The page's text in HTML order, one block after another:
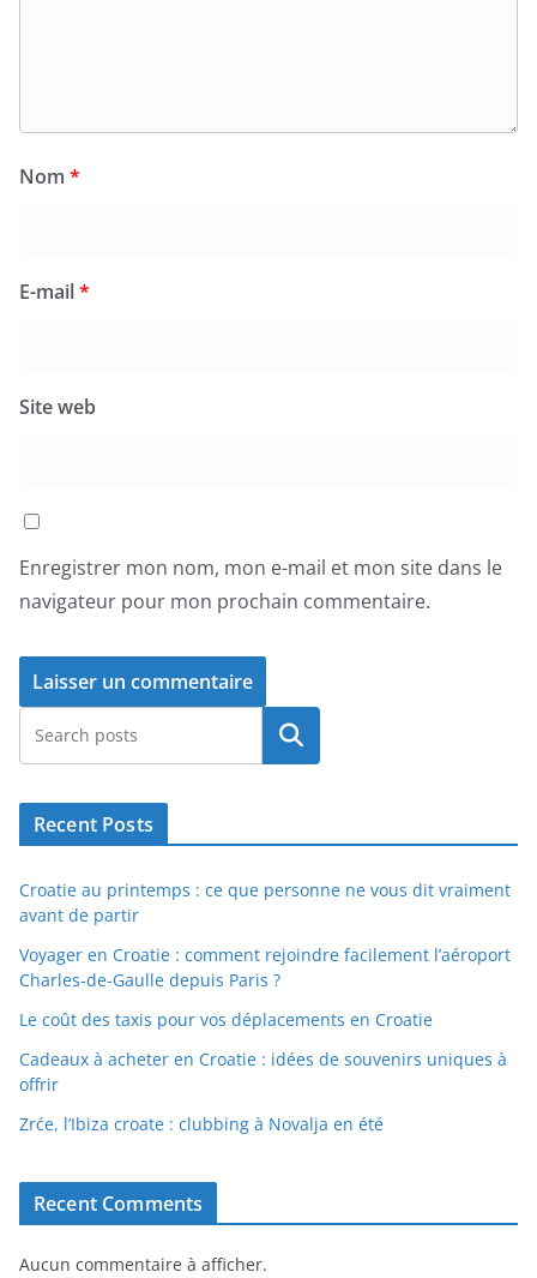
Nom *
E-mail*
Site web
Enregistrer mon nom, mon e-mail et mon site dans le
navigateur pour mon prochain commentaire.
Rechercher
Recent Posts
Croatie au printemps : ce que personne ne vous dit vraiment
avant de partir
Voyager en Croatie : comment rejoindre facilement l’aéroport
Charles-de-Gaulle depuis Paris ?
Le coût des taxis pour vos déplacements en Croatie
Cadeaux à acheter en Croatie : idées de souvenirs uniques à
offrir
Zrće, l’Ibiza croate : clubbing à Novalja en été
Recent Comments
Aucun commentaire à afficher.